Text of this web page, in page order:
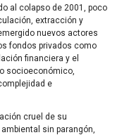
al colapso de 2001, poco
extracción y
nuevos actores
fondos privados como
financiera y el
socioeconómico,
e
cruel de su
sin parangón,